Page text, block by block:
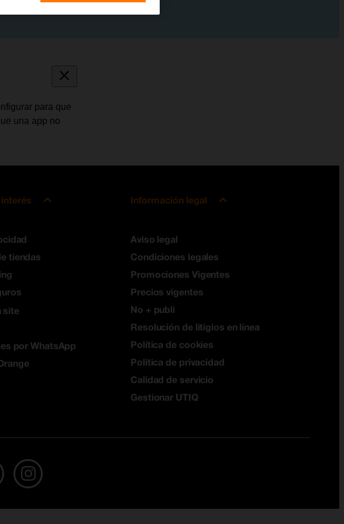
para que
una app no
tiendas
site
por WhatsApp
Información legal
Aviso legal
Condiciones legales
Promociones Vigentes
Precios vigentes
No + publi
Resolución de litigios en línea
Política de cookies
Política de privacidad
Calidad de servicio
Gestionar UTIQ